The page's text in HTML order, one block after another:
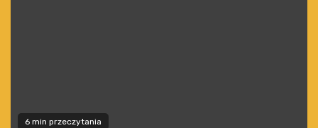
6 min przeczytania